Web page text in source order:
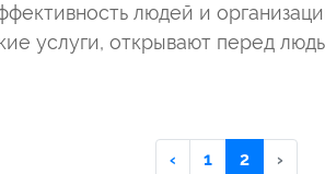
людей и
услуги, открывают перед
‹ 1 2 ›